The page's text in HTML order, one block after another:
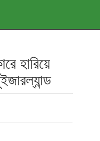
হারিয়ে